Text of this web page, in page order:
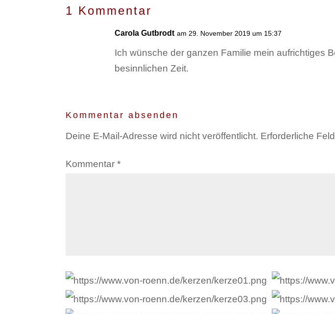
1 Kommentar
Carola Gutbrodt am 29. November 2019 um 15:37
Ich wünsche der ganzen Familie mein aufrichtiges
besinnlichen Zeit.
Kommentar absenden
Deine E-Mail-Adresse wird nicht veröffentlicht. Erforderliche
Kommentar*